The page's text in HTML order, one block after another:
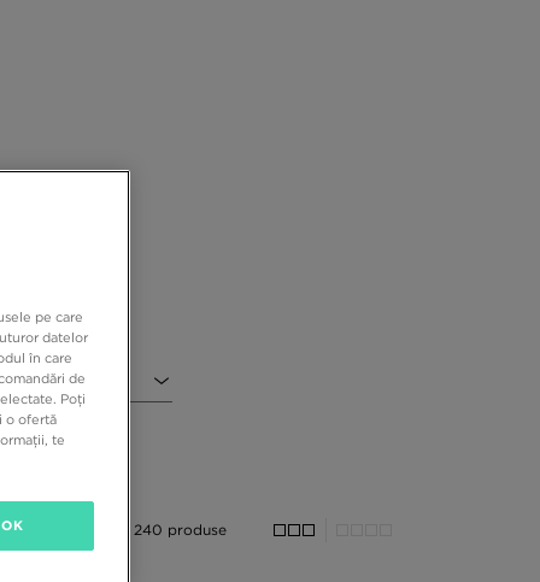
240 produse
pe care
datelor
în care
de
Poți
o ofertă
te
OK